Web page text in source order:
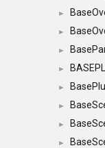
►
►
►
►
►
►
►
►